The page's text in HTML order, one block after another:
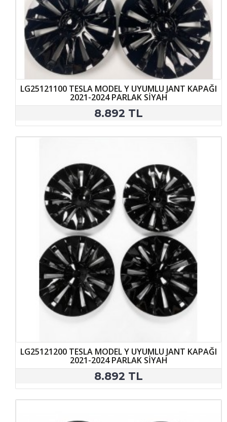
LG25121100 TESLA MODEL Y UYUMLU JANT KAPAĞI
2021-2024 PARLAK SİYAH
8.892 TL
LG25121200 TESLA MODEL Y UYUMLU JANT KAPAĞI
2021-2024 PARLAK SİYAH
8.892 TL